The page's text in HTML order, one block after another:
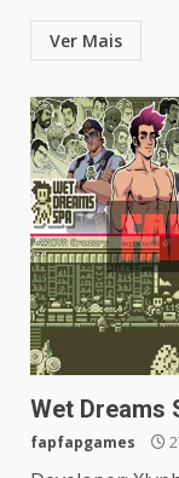
Ver Mais
Wet Dreams
fapfapgames